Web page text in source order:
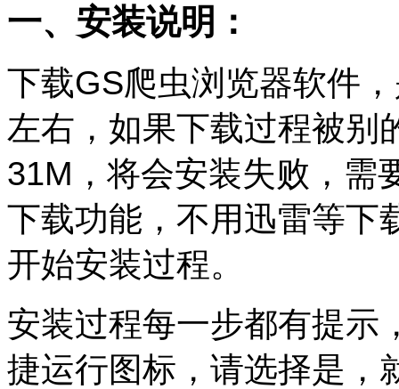
一、安装说明：
下载GS爬虫浏览器软件
左右，如果下载过程被别
31M，将会安装失败，需
下载功能，不用迅雷等下
开始安装过程。
安装过程每一步都有提示
捷运行图标，请选择是，